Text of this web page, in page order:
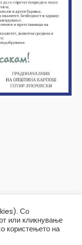
Со
или кликнување
користењето на